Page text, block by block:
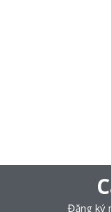
Đăng ký